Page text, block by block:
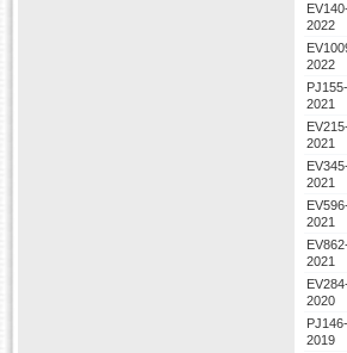
2022
2022
PJ155-
2021
2021
2021
2021
2021
2020
PJ146-
2019